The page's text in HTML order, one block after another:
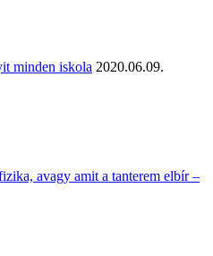
minden iskola 2020.06.09.
avagy amit a tanterem elbír –